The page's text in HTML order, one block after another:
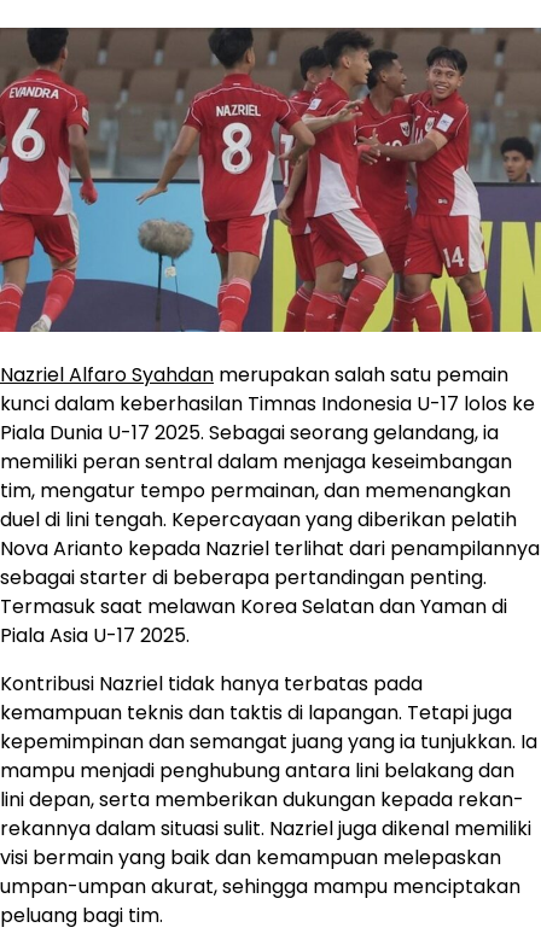
Nazriel Alfaro Syahdan merupakan salah satu pemain
kunci dalam keberhasilan Timnas Indonesia U-17 lolos ke
Piala Dunia U-17 2025. Sebagai seorang gelandang, ia
memiliki peran sentral dalam menjaga keseimbangan
tim, mengatur tempo permainan, dan memenangkan
duel di lini tengah. Kepercayaan yang diberikan pelatih
Nova Arianto kepada Nazriel terlihat dari penampilannya
sebagai starter di beberapa pertandingan penting.
Termasuk saat melawan Korea Selatan dan Yaman di
Piala Asia U-17 2025.
Kontribusi Nazriel tidak hanya terbatas pada
kemampuan teknis dan taktis di lapangan. Tetapi juga
kepemimpinan dan semangat juang yang ia tunjukkan. Ia
mampu menjadi penghubung antara lini belakang dan
lini depan, serta memberikan dukungan kepada rekan-
rekannya dalam situasi sulit. Nazriel juga dikenal memiliki
visi bermain yang baik dan kemampuan melepaskan
umpan-umpan akurat, sehingga mampu menciptakan
peluang bagi tim.